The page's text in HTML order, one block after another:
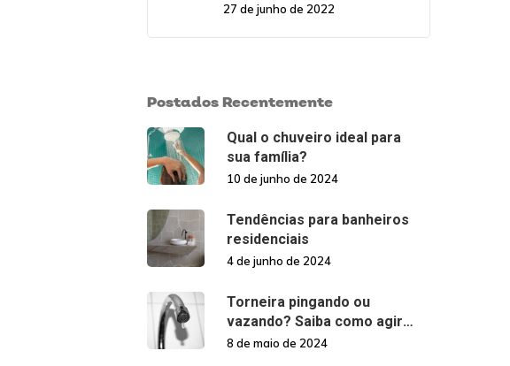
27 de junho de 2022
Postados Recentemente
Qual o chuveiro ideal para
sua família?
10 de junho de 2024
Tendências para banheiros
residenciais
4 de junho de 2024
Torneira pingando ou
vazando? Saiba como agir
nessas situações!
8 de maio de 2024